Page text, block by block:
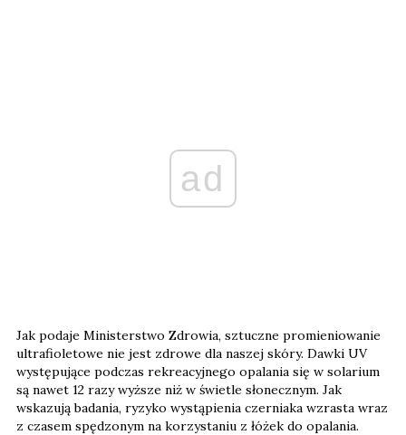
ad
Jak podaje Ministerstwo Zdrowia, sztuczne promieniowanie
ultrafioletowe nie jest zdrowe dla naszej skóry. Dawki UV
występujące podczas rekreacyjnego opalania się w solarium
są nawet 12 razy wyższe niż w świetle słonecznym. Jak
wskazują badania, ryzyko wystąpienia czerniaka wzrasta wraz
z czasem spędzonym na korzystaniu z łóżek do opalania.